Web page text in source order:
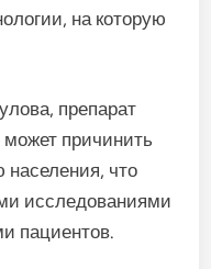
на которую
препарат
причинить
населения, что
исследованиями
пациентов.